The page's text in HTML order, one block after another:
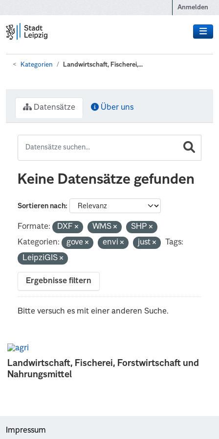
Anmelden
Kategorien Landwirtschaft, Fischerei,...
Landwirtschaft, Fischerei, Forstwirtschaft und
Nahrungsmittel
Datensätze Über uns
Keine Datensätze gefunden
Sortieren nach
Formate: DXF WMS
SHP
Kategorien:
gove envi just
Tags:
LeipziGIS
Ergebnisse filtern
Bitte versuch es mit einer anderen Suche.
Impressum